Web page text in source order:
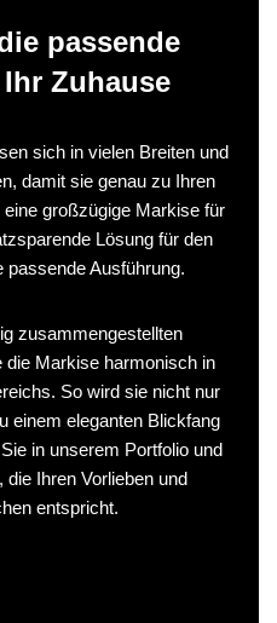
passende
Zuhause
sich in vielen Breiten und
damit sie genau zu Ihren
großzügige Markise für
Lösung für den
passende Ausführung.
zusammengestellten
die Markise harmonisch in
So wird sie nicht nur
einem eleganten Blickfang
in unserem Portfolio und
Ihren Vorlieben und
entspricht.